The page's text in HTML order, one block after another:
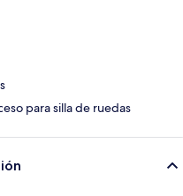
para silla de ruedas